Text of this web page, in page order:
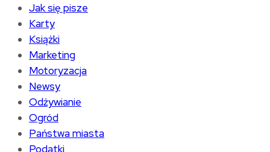
Jak się pisze
Karty
Książki
Marketing
Motoryzacja
Newsy
Odżywianie
Ogród
Państwa miasta
Podatki